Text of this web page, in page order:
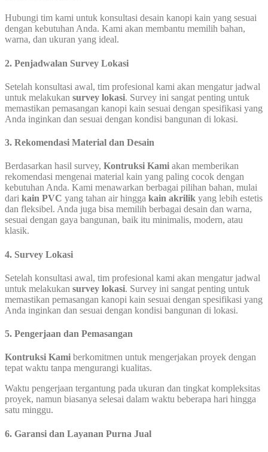
Hubungi tim kami untuk konsultasi desain kanopi kain yang sesuai
dengan kebutuhan Anda. Kami akan membantu memilih bahan,
warna, dan ukuran yang ideal.
2. Penjadwalan Survey Lokasi
Setelah konsultasi awal, tim profesional kami akan mengatur jadwal
untuk melakukan survey lokasi. Survey ini sangat penting untuk
memastikan pemasangan kanopi kain sesuai dengan spesifikasi yang
Anda inginkan dan sesuai dengan kondisi bangunan di lokasi.
3. Rekomendasi Material dan Desain
Berdasarkan hasil survey, Kontruksi Kami akan memberikan
rekomendasi mengenai material kain yang paling cocok dengan
kebutuhan Anda. Kami menawarkan berbagai pilihan bahan, mulai
dari kain PVC yang tahan air hingga kain akrilik yang lebih estetis
dan fleksibel. Anda juga bisa memilih berbagai desain dan warna,
sesuai dengan gaya bangunan, baik itu minimalis, modern, atau
klasik.
4. Survey Lokasi
Setelah konsultasi awal, tim profesional kami akan mengatur jadwal
untuk melakukan survey lokasi. Survey ini sangat penting untuk
memastikan pemasangan kanopi kain sesuai dengan spesifikasi yang
Anda inginkan dan sesuai dengan kondisi bangunan di lokasi.
5. Pengerjaan dan Pemasangan
Kontruksi Kami berkomitmen untuk mengerjakan proyek dengan
tepat waktu tanpa mengurangi kualitas.
Waktu pengerjaan tergantung pada ukuran dan tingkat kompleksitas
proyek, namun biasanya selesai dalam waktu beberapa hari hingga
satu minggu.
6. Garansi dan Layanan Purna Jual